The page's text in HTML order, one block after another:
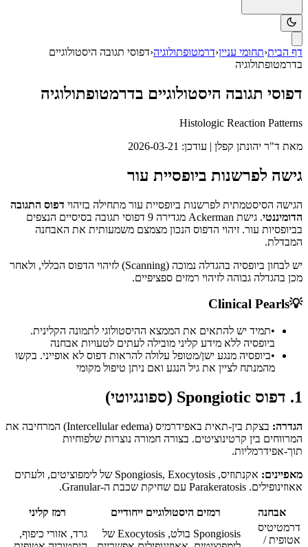
דף הבית‹תחומי עניין‹דרמטופתולוגיה‹דפוסי תגובה היסטולוגיים
בדרמטופתולוגיה
דפוסי תגובה היסטולוגיים בדרמטופתולוגיה
Histologic Reaction Patterns
מאת ד"ר יהונתן קפלן | עודכן: 2026-03-21
גישה לפרשנות ביופסיית עור
הגישה הסיסטמתית לפרשנות ביופסיית עור מתחילה בזיהוי דפוס התגובה
הדומיננטי
. גישת Ackerman מגדירה 9 דפוסי תגובה בסיסיים הנצפים
בביופסיות עור. זיהוי הדפוס הנכון מצמצם משמעותית את האבחנה
המבדלת.
יש לבחון ביופסיה בהגדלה נמוכה (Scanning) לזיהוי הדפוס הכללי, ולאחר
מכן בהגדלה גבוהה לזיהוי רמזים ספציפיים.
💡
Clinical Pearls
•תמיד יש להתאים את הממצא ההיסטולוגי לתמונה הקלינית.
ביופסיה ללא מידע קליני מובילה לעתים לטעויות אבחנה
•ביופסיה מנגע ישן/מטופל עלולה להראות דפוס לא אופייני. בקשו
מהמנתח לציין את גיל הנגע ואם ניתן טיפול מקומי
1. דפוס Spongiotic (ספונגיוטי)
הגדרה:
בצקת בין-תאית באפידרמיס (Intercellular edema) המרחיבה את
המרווחים בין קרטינוציטים. בצורה חמורה נוצרות שלפוחיות
תוך-אפידרמליות.
מאפיינים:
אקנתוזיס, Spongiosis, Exocytosis של לימפוציטים, ולעתים
אאוזינופילים. Parakeratosis עם שחיקת שכבת ה-Granular.
אבחנה רמזים היסטולוגיים ייחודיים
רמז קליני
דרמטיטיס
אטופית /
Spongiosis בולט, Exocytosis של
גרד, אזורי כיפוף,